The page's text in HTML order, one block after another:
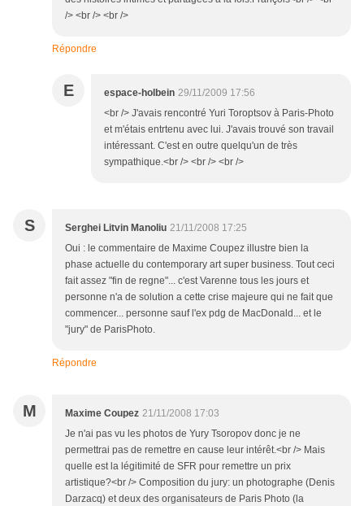
/> <br /> <br />
Répondre
E espace-holbein 29/11/2009 17:56
<br /> J'avais rencontré Yuri Toroptsov à Paris-Photo
et m'étais entrtenu avec lui. J'avais trouvé son travail
intéressant. C'est en outre quelqu'un de très
sympathique.<br /> <br /> <br />
S Serghei Litvin Manoliu 21/11/2008 17:25
Oui : le commentaire de Maxime Coupez illustre bien la
phase actuelle du contemporary art super business. Tout ceci
fait assez "fin de regne"... c'est Varenne tous les jours et
personne n'a de solution a cette crise majeure qui ne fait que
commencer... personne sauf l'ex pdg de MacDonald... et le
"jury" de ParisPhoto.
Répondre
M Maxime Coupez 21/11/2008 17:03
Je n'ai pas vu les photos de Yury Tsoropov donc je ne
permettrai pas de remettre en cause leur intérêt.<br /> Mais
quelle est la légitimité de SFR pour remettre un prix
artistique?<br /> Composition du jury: un photographe (Denis
Darzacq) et deux des organisateurs de Paris Photo (la